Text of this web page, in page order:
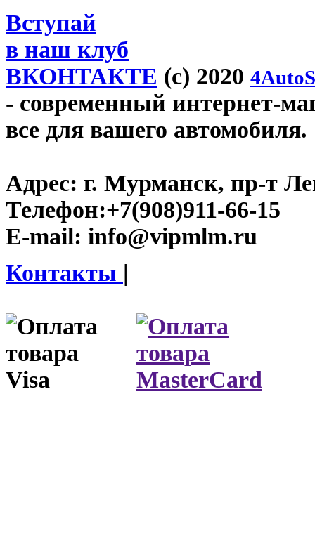
Вступай
в наш клуб
ВКОНТАКТЕ (c) 2020
- современный интернет-
все для вашего автомобиля.
Адрес: г. Мурманск, пр-т
Телефон:+7(908)911-66-15
E-mail: info@vipmlm.ru
Контакты |